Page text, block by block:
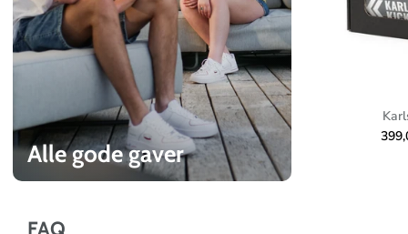
c
o
l
c
i
Alle gode gaver